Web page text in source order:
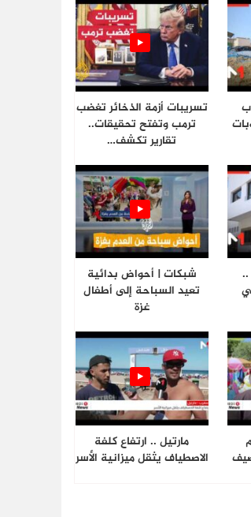
تسريبات أزمة الذخائر تغضب
ترمب وتفتح تحقيقات..
تقارير تكشف…
2026” ..
شبكات | أحواض بدائية
تعيد السباحة إلى أطفال
غزة
مارتيل .. ارتفاع كلفة
الاصطياف يثقل ميزانية الأسر